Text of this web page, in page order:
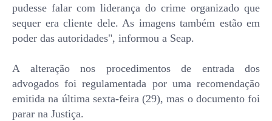
pudesse falar com liderança do crime organizado que
sequer era cliente dele. As imagens também estão em
poder das autoridades", informou a Seap.
A alteração nos procedimentos de entrada dos
advogados foi regulamentada por uma recomendação
emitida na última sexta-feira (29), mas o documento foi
parar na Justiça.